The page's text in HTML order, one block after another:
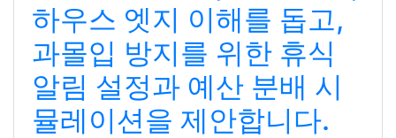
하우스 엣지 이해를 돕고,
과몰입 방지를 위한 휴식
알림 설정과 예산 분배 시
뮬레이션을 제안합니다.